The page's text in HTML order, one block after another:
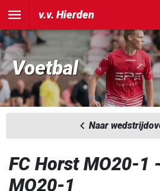
v.v. Hierden
Voetbal
Naar
FC Horst MO20-1
MO20-1